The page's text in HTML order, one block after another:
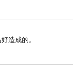
造成的。